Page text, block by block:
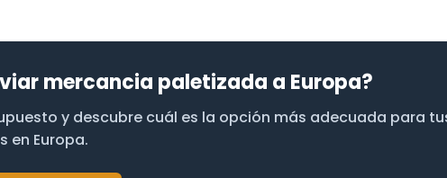
mercancia paletizada a Europa?
y descubre cuál es la opción más adecuada para
en Europa.